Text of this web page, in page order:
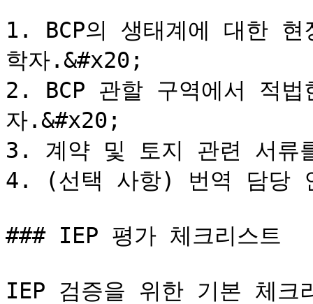
1. BCP의 생태계에 대한
학자.&#x20;
2. BCP 관할 구역에서 적법
자.&#x20;
3. 계약 및 토지 관련 서류
4. (선택 사항) 번역 담당
### IEP 평가 체크리스트
IEP 검증을 위한 기본 체크